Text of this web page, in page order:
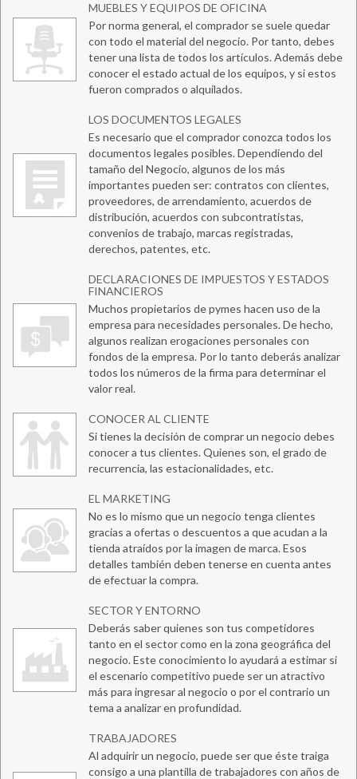
MUEBLES Y EQUIPOS DE OFICINA
Por norma general, el comprador se suele quedar
con todo el material del negocio. Por tanto, debes
tener una lista de todos los artículos. Además debe
conocer el estado actual de los equipos, y si estos
fueron comprados o alquilados.
LOS DOCUMENTOS LEGALES
Es necesario que el comprador conozca todos los
documentos legales posibles. Dependiendo del
tamaño del Negocio, algunos de los más
importantes pueden ser: contratos con clientes,
proveedores, de arrendamiento, acuerdos de
distribución, acuerdos con subcontratistas,
convenios de trabajo, marcas registradas,
derechos, patentes, etc.
DECLARACIONES DE IMPUESTOS Y ESTADOS
FINANCIEROS
Muchos propietarios de pymes hacen uso de la
empresa para necesidades personales. De hecho,
algunos realizan erogaciones personales con
fondos de la empresa. Por lo tanto deberás analizar
todos los números de la firma para determinar el
valor real.
CONOCER AL CLIENTE
Si tienes la decisión de comprar un negocio debes
conocer a tus clientes. Quienes son, el grado de
recurrencia, las estacionalidades, etc.
EL MARKETING
No es lo mismo que un negocio tenga clientes
gracias a ofertas o descuentos a que acudan a la
tienda atraídos por la imagen de marca. Esos
detalles también deben tenerse en cuenta antes
de efectuar la compra.
SECTOR Y ENTORNO
Deberás saber quienes son tus competidores
tanto en el sector como en la zona geográfica del
negocio. Este conocimiento lo ayudará a estimar si
el escenario competitivo puede ser un atractivo
más para ingresar al negocio o por el contrario un
tema a analizar en profundidad.
TRABAJADORES
Al adquirir un negocio, puede ser que éste traiga
consigo a una plantilla de trabajadores con años de